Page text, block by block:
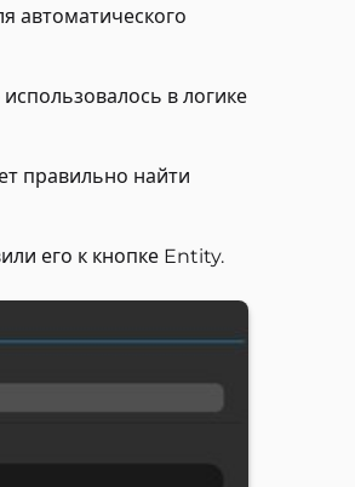
автоматического
в логике
правильно найти
его к кнопке Entity.